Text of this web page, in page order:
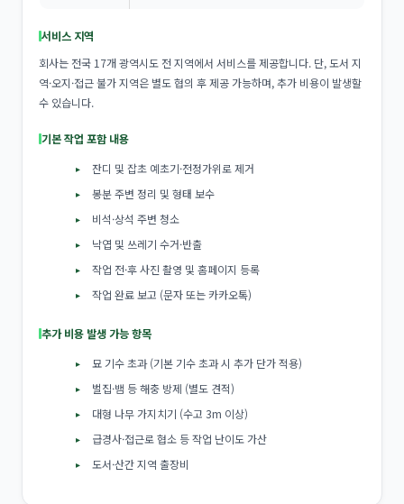
서비스 지역
회사는 전국 17개 광역시도 전 지역에서 서비스를 제공합니다. 단, 도서 지
역·오지·접근 불가 지역은 별도 협의 후 제공 가능하며, 추가 비용이 발생할
수 있습니다.
기본 작업 포함 내용
잔디 및 잡초 예초기·전정가위로 제거
봉분 주변 정리 및 형태 보수
비석·상석 주변 청소
낙엽 및 쓰레기 수거·반출
작업 전·후 사진 촬영 및 홈페이지 등록
작업 완료 보고 (문자 또는 카카오톡)
추가 비용 발생 가능 항목
묘 기수 초과 (기본 기수 초과 시 추가 단가 적용)
벌집·뱀 등 해충 방제 (별도 견적)
대형 나무 가지치기 (수고 3m 이상)
급경사·접근로 협소 등 작업 난이도 가산
도서·산간 지역 출장비